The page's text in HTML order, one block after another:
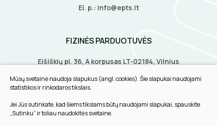
El. p.: info@epts.lt
FIZINĖS PARDUOTUVĖS
Eišiškių pl. 36, A korpusas LT-02184, Vilnius
Biruliškių g. 8, LT-52168, Kaunas
Tilžės g. 60, LT-91108, Klaipėda
INFORMACIJA
Mūsų svetainė naudoja slapukus (angl. cookies). Šie slapukai naudojami
statistikos ir rinkodaros tikslais.
Jei Jūs sutinkate, kad šiems tikslams būtų naudojami slapukai, spauskite
„Sutinku“ ir toliau naudokitės svetaine.